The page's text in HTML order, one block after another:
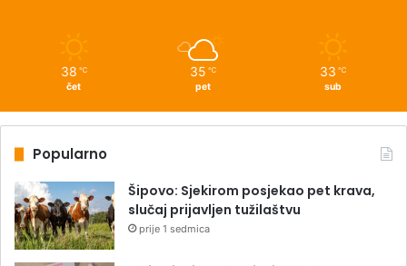
38 ℃
čet
35 ℃
pet
33 ℃
sub
Popularno
Šipovo: Sjekirom posjekao pet krava,
slučaj prijavljen tužilaštvu
prije 1 sedmica